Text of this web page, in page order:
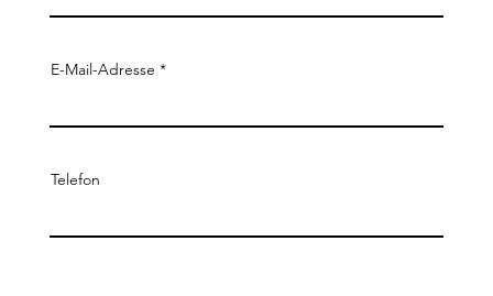
E-Mail-Adresse
Telefon